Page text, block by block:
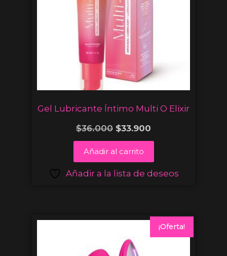
Gel Lubricante Íntimo Multi O Elixir
$36.000 $33.900
Añadir al carrito
Añadir a la lista de deseos
¡Oferta!